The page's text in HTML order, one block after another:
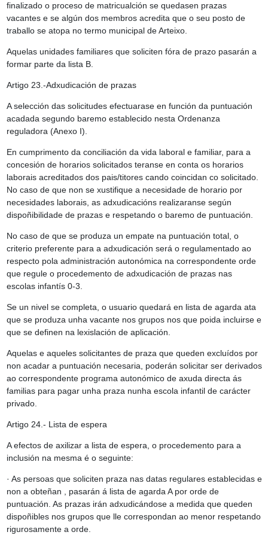
finalizado o proceso de matricualción se quedasen prazas
vacantes e se algún dos membros acredita que o seu posto de
traballo se atopa no termo municipal de Arteixo.
Aquelas unidades familiares que soliciten fóra de prazo pasarán a
formar parte da lista B.
Artigo 23.-Adxudicación de prazas
A selección das solicitudes efectuarase en función da puntuación
acadada segundo baremo establecido nesta Ordenanza
reguladora (Anexo I).
En cumprimento da conciliación da vida laboral e familiar, para a
concesión de horarios solicitados teranse en conta os horarios
laborais acreditados dos pais/titores cando coincidan co solicitado.
No caso de que non se xustifique a necesidade de horario por
necesidades laborais, as adxudicacións realizaranse según
dispoñibilidade de prazas e respetando o baremo de puntuación.
No caso de que se produza un empate na puntuación total, o
criterio preferente para a adxudicación será o regulamentado ao
respecto pola administración autonómica na correspondente orde
que regule o procedemento de adxudicación de prazas nas
escolas infantís 0-3.
Se un nivel se completa, o usuario quedará en lista de agarda ata
que se produza unha vacante nos grupos nos que poida incluirse e
que se definen na lexislación de aplicación.
Aquelas e aqueles solicitantes de praza que queden excluídos por
non acadar a puntuación necesaria, poderán solicitar ser derivados
ao correspondente programa autonómico de axuda directa ás
familias para pagar unha praza nunha escola infantil de carácter
privado.
Artigo 24.- Lista de espera
A efectos de axilizar a lista de espera, o procedemento para a
inclusión na mesma é o seguinte:
· As persoas que soliciten praza nas datas regulares establecidas e
non a obteñan , pasarán á lista de agarda A por orde de
puntuación. As prazas irán adxudicándose a medida que queden
dispoñibles nos grupos que lle correspondan ao menor respetando
rigurosamente a orde.